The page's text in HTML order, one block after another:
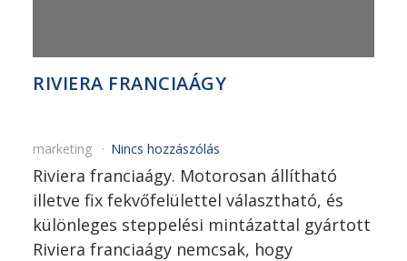
RIVIERA FRANCIAÁGY
marketing Nincs hozzászólás
Riviera franciaágy. Motorosan állítható
illetve fix fekvőfelülettel választható, és
különleges steppelési mintázattal gyártott
Riviera franciaágy nemcsak, hogy